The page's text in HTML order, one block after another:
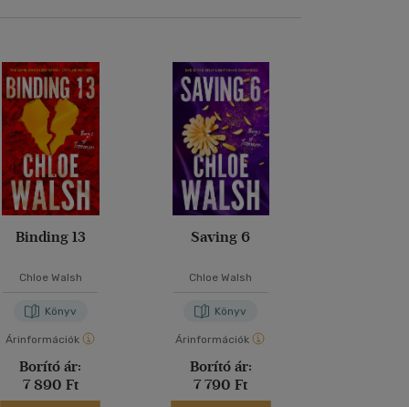
Binding 13
Chloe Walsh
Könyv
Árinformációk
Borító ár:
7 890 Ft
Saving 6
Chloe Walsh
Könyv
Árinformációk
Borító ár:
7 790 Ft